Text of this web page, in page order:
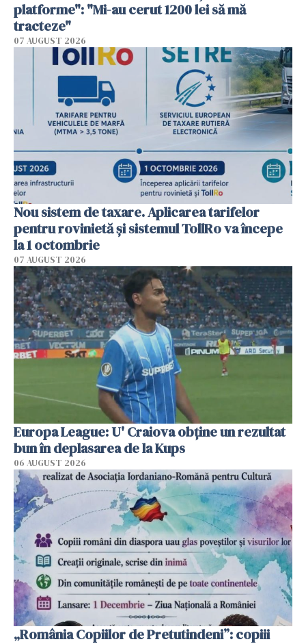
platforme": "Mi-au cerut 1200 lei să mă
tracteze"
07 AUGUST 2026
Nou sistem de taxare. Aplicarea tarifelor
pentru rovinietă şi sistemul TollRo va începe
la 1 octombrie
07 AUGUST 2026
Europa League: U' Craiova obține un rezultat
bun în deplasarea de la Kups
06 AUGUST 2026
„România Copiilor de Pretutindeni”: copiii